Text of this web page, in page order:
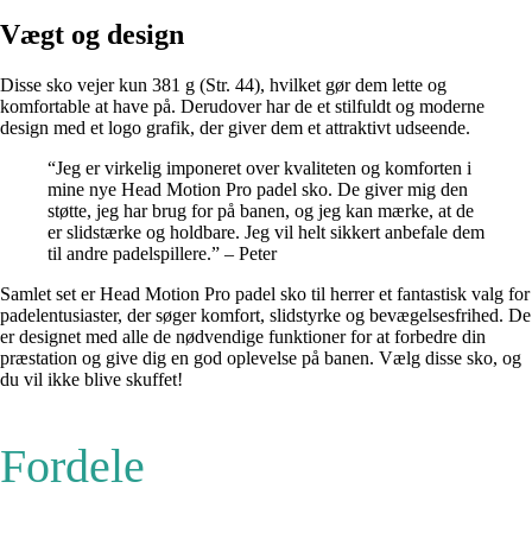
Vægt og design
Disse sko vejer kun 381 g (Str. 44), hvilket gør dem lette og
komfortable at have på. Derudover har de et stilfuldt og moderne
design med et logo grafik, der giver dem et attraktivt udseende.
“Jeg er virkelig imponeret over kvaliteten og komforten i
mine nye Head Motion Pro padel sko. De giver mig den
støtte, jeg har brug for på banen, og jeg kan mærke, at de
er slidstærke og holdbare. Jeg vil helt sikkert anbefale dem
til andre padelspillere.” – Peter
Samlet set er Head Motion Pro padel sko til herrer et fantastisk valg for
padelentusiaster, der søger komfort, slidstyrke og bevægelsesfrihed. De
er designet med alle de nødvendige funktioner for at forbedre din
præstation og give dig en god oplevelse på banen. Vælg disse sko, og
du vil ikke blive skuffet!
Fordele